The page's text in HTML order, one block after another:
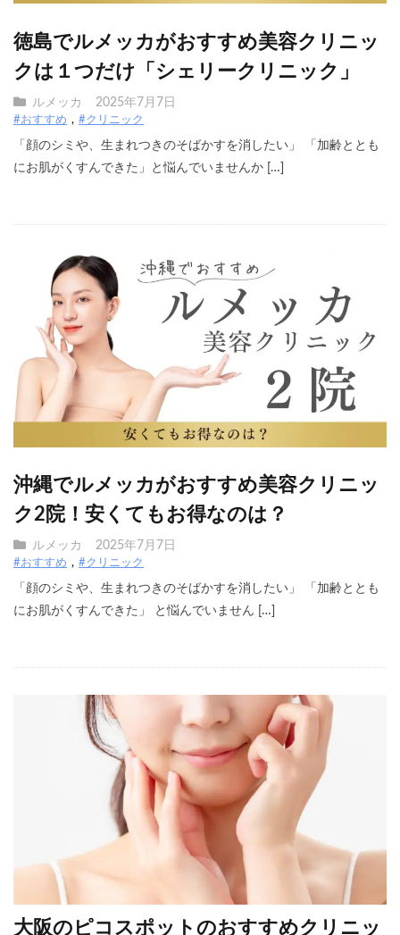
徳島でルメッカがおすすめ美容クリニッ
クは１つだけ「シェリークリニック」
ルメッカ 2025年7月7日
#おすすめ #クリニック
「顔のシミや、生まれつきのそばかすを消したい」 「加齢ととも
にお肌がくすんできた」と悩んでいませんか […]
沖縄でルメッカがおすすめ美容クリニッ
ク2院！安くてもお得なのは？
ルメッカ 2025年7月7日
#おすすめ #クリニック
「顔のシミや、生まれつきのそばかすを消したい」 「加齢ととも
にお肌がくすんできた」 と悩んでいません […]
大阪のピコスポットのおすすめクリニッ